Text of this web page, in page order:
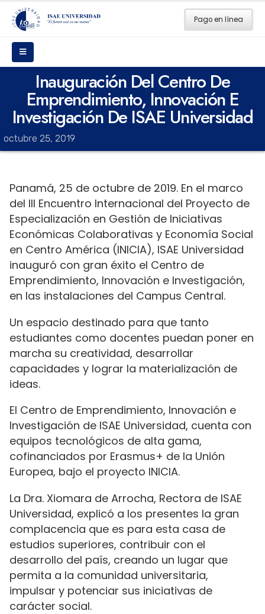
Pago en línea
Inauguración Del Centro De
Emprendimiento, Innovación E
Investigación De ISAE Universidad
octubre 25, 2019
Panamá, 25 de octubre de 2019. En el marco
del III Encuentro Internacional del Proyecto de
Especialización en Gestión de Iniciativas
Económicas Colaborativas y Economía Social
en Centro América (INICIA), ISAE Universidad
inauguró con gran éxito el Centro de
Emprendimiento, Innovación e Investigación,
en las instalaciones del Campus Central.
Un espacio destinado para que tanto
estudiantes como docentes puedan poner en
marcha su creatividad, desarrollar
capacidades y lograr la materialización de
ideas.
El Centro de Emprendimiento, Innovación e
Investigación de ISAE Universidad, cuenta con
equipos tecnológicos de alta gama,
cofinanciados por Erasmus+ de la Unión
Europea, bajo el proyecto INICIA.
La Dra. Xiomara de Arrocha, Rectora de ISAE
Universidad, explicó a los presentes la gran
complacencia que es para esta casa de
estudios superiores, contribuir con el
desarrollo del país, creando un lugar que
permita a la comunidad universitaria,
impulsar y potenciar sus iniciativas de
carácter social.